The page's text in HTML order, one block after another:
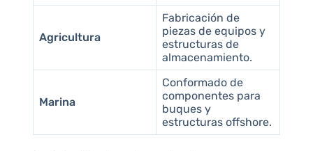
Agricultura
Fabricación de
piezas de equipos y
estructuras de
almacenamiento.
Marina
Conformado de
componentes para
buques y
estructuras offshore.